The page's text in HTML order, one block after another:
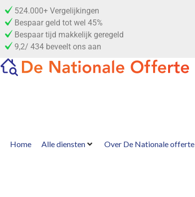
524.000+ Vergelijkingen
Bespaar geld tot wel 45%
Bespaar tijd makkelijk geregeld
9,2/ 434 beveelt ons aan
Home Alle diensten Over De Nationale offerte